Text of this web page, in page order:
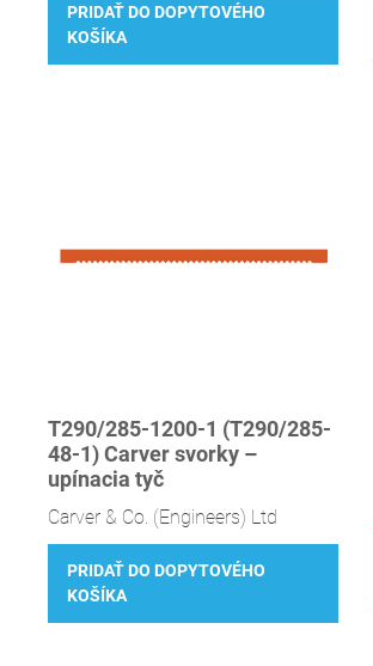
PRIDAŤ DO DOPYTOVÉHO
KOŠÍKA
T290/285-1200-1 (T290/285-
48-1) Carver svorky –
upínacia tyč
Carver & Co. (Engineers) Ltd
PRIDAŤ DO DOPYTOVÉHO
KOŠÍKA